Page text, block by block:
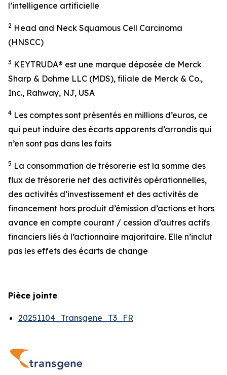
l’intelligence artificielle
2 Head and Neck Squamous Cell Carcinoma
(HNSCC)
3 KEYTRUDA® est une marque déposée de Merck
Sharp & Dohme LLC (MDS), filiale de Merck & Co.,
Inc., Rahway, NJ, USA
4 Les comptes sont présentés en millions d’euros, ce
qui peut induire des écarts apparents d’arrondis qui
n’en sont pas dans les faits
5 La consommation de trésorerie est la somme des
flux de trésorerie net des activités opérationnelles,
des activités d’investissement et des activités de
financement hors produit d’émission d’actions et hors
avance en compte courant / cession d’autres actifs
financiers liés à l’actionnaire majoritaire. Elle n’inclut
pas les effets des écarts de change
Pièce jointe
20251104_Transgene_T3_FR